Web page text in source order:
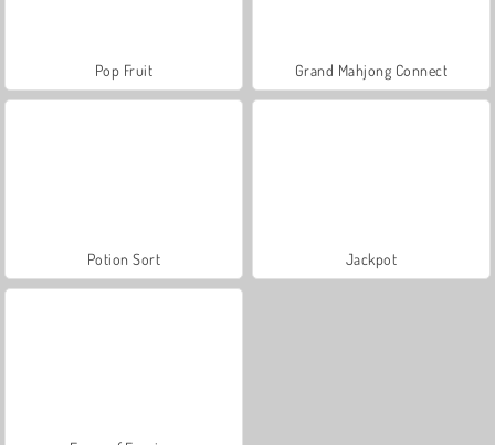
Pop Fruit Grand Mahjong Connect
Potion Sort Jackpot